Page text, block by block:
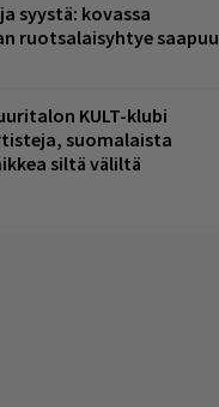
syystä: kovassa
ruotsalaisyhtye saapuu
KULT-klubi
suomalaista
siltä väliltä